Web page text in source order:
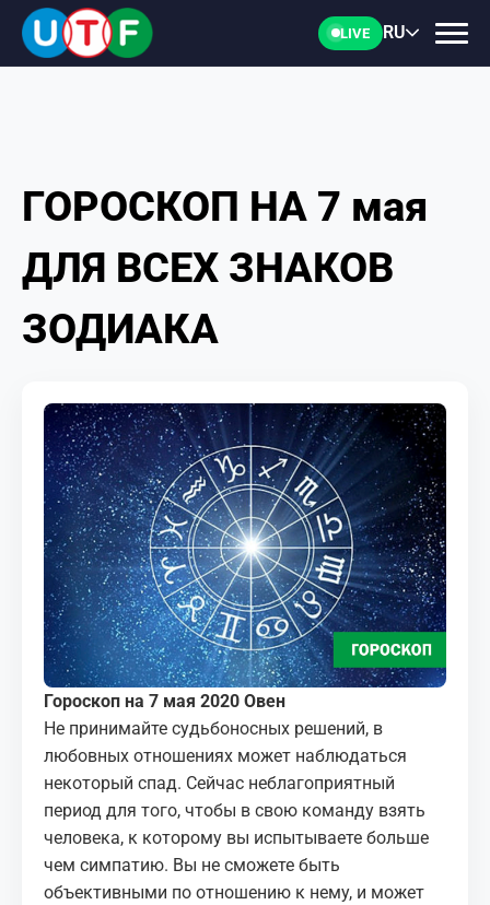
LIVE RU
ГЛАВНАЯ
ФТУ
НОВОСТИ
ПЕРСОНАЛИИ
МЕДИА
КОРТЫ
КОНТАКТЫ
UZ-PIN
ГОРОСКОП НА 7 мая
ДЛЯ ВСЕХ ЗНАКОВ
ЗОДИАКА
Гороскоп на 7 мая 2020 Овен
Не принимайте судьбоносных решений, в
любовных отношениях может наблюдаться
некоторый спад. Сейчас неблагоприятный
период для того, чтобы в свою команду взять
человека, к которому вы испытываете больше
чем симпатию. Вы не сможете быть
объективными по отношению к нему, и может